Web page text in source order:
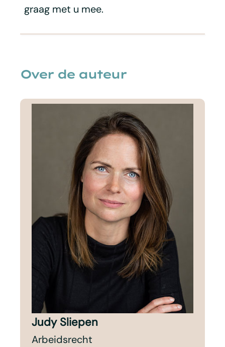
graag met u mee.
Over de auteur
Judy Sliepen
Arbeidsrecht